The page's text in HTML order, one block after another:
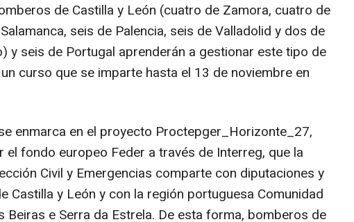
de Castilla y León (cuatro de Zamora, cuatro de
seis de Palencia, seis de Valladolid y dos de
y seis de Portugal aprenderán a gestionar este tipo de
curso que se imparte hasta el 13 de noviembre en
enmarca en el proyecto Proctepger_Horizonte_27,
el fondo europeo Feder a través de Interreg, que la
Civil y Emergencias comparte con diputaciones y
Castilla y León y con la región portuguesa Comunidad
Beiras e Serra da Estrela. De esta forma, bomberos de